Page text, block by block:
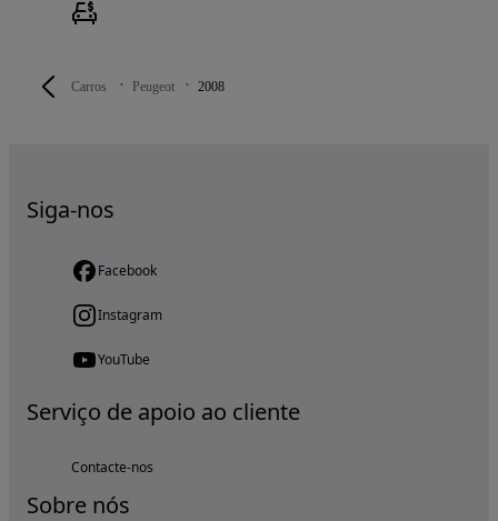
Carros Peugeot 2008
Siga-nos
Facebook
Instagram
YouTube
Serviço de apoio ao cliente
Contacte-nos
Sobre nós